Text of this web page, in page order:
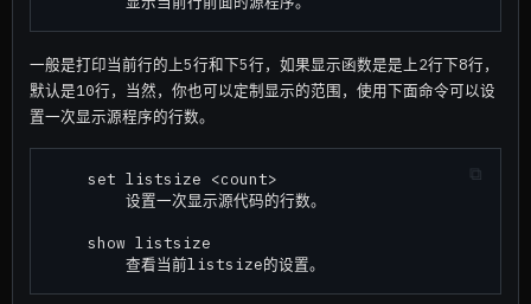
一般是打印当前行的上5行和下5行，如果显示函数是是上2行下8行，
默认是10行，当然，你也可以定制显示的范围，使用下面命令可以设
置一次显示源程序的行数。
    set listsize <count>
        设置一次显示源代码的行数。
    show listsize